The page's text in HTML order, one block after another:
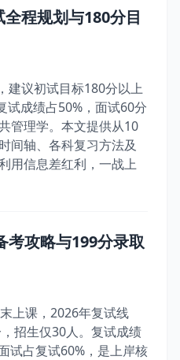
程规划与180分目
建议初试目标180分以上
试成绩占50%，面试60分
管理学。本文提供从10
间轴、各科复习方法及
用信息差红利，一战上
考攻略与199分录取
上课，2026年复试线
招生仅30人。复试成绩
试占复试60%，是上岸核